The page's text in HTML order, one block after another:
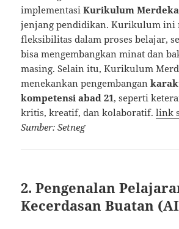
implementasiKurikulum Merdeka
jenjang pendidikan. Kurikulum ini
fleksibilitas dalam proses belajar,
bisa mengembangkan minat dan
masing. Selain itu, Kurikulum
menekankan pengembangan
kompetensi abad 21, seperti
kritis, kreatif, dan kolaboratif.link
Sumber: Setneg
2. Pengenalan
Kecerdasan Buatan